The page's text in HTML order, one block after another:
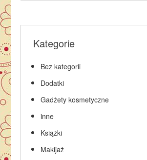
Kategorie
Bez kategorii
Dodatki
Gadżety kosmetyczne
inne
Książki
Makijaż